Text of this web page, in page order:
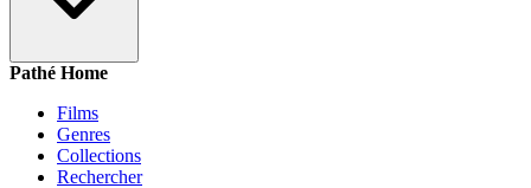
Pathé Home
Films
Genres
Collections
Rechercher